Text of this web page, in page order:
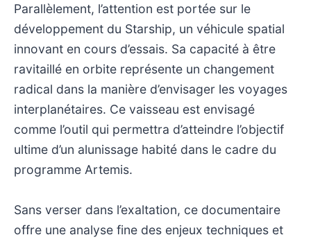
Parallèlement, l’attention est portée sur le
développement du Starship, un véhicule spatial
innovant en cours d’essais. Sa capacité à être
ravitaillé en orbite représente un changement
radical dans la manière d’envisager les voyages
interplanétaires. Ce vaisseau est envisagé
comme l’outil qui permettra d’atteindre l’objectif
ultime d’un alunissage habité dans le cadre du
programme Artemis.
Sans verser dans l’exaltation, ce documentaire
offre une analyse fine des enjeux techniques et